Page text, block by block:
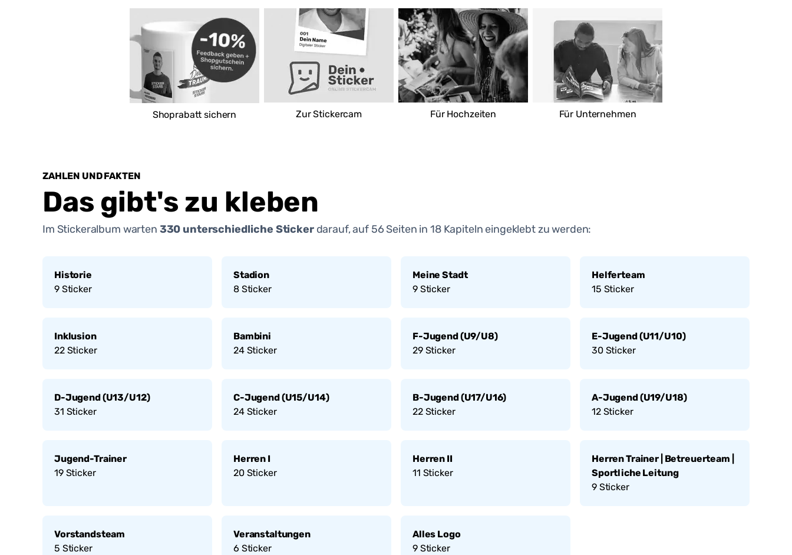
REWE Familie Kunkel
Magnusstraße 6
87437 Kempten (Allgäu)
Route
Shoprabatt sichern
Zur Stickercam Für Hochzeiten Für Unternehmen
ZAHLEN UND FAKTEN
Das gibt's zu kleben
Im Stickeralbum warten 330 unterschiedliche Sticker darauf, auf 56Seiten in 18Kapiteln eingeklebt zu werden:
Historie
9Sticker
Stadion
8Sticker
Meine Stadt
9Sticker
Helferteam
15 Sticker
Inklusion
22Sticker
Bambini
24Sticker
F-Jugend (U9/U8)
29Sticker
E-Jugend (U11/U10)
30Sticker
D-Jugend (U13/U12)
31 Sticker
C-Jugend (U15/U14)
24Sticker
B-Jugend (U17/U16)
22Sticker
A-Jugend (U19/U18)
12Sticker
Jugend-Trainer
19Sticker
Herren I
20Sticker
Herren II
11 Sticker
Herren Trainer | Betreuerteam |
Sportliche Leitung
9Sticker
Vorstandsteam
5 Sticker
Veranstaltungen
6 Sticker
Alles Logo
9Sticker